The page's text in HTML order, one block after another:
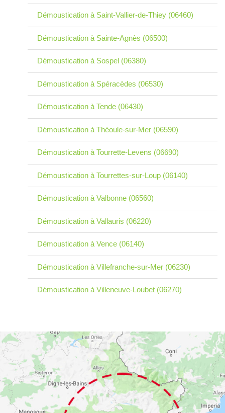
Démoustication à Saint-Vallier-de-Thiey (06460)
Démoustication à Sainte-Agnès (06500)
Démoustication à Sospel (06380)
Démoustication à Spéracèdes (06530)
Démoustication à Tende (06430)
Démoustication à Théoule-sur-Mer (06590)
Démoustication à Tourrette-Levens (06690)
Démoustication à Tourrettes-sur-Loup (06140)
Démoustication à Valbonne (06560)
Démoustication à Vallauris (06220)
Démoustication à Vence (06140)
Démoustication à Villefranche-sur-Mer (06230)
Démoustication à Villeneuve-Loubet (06270)